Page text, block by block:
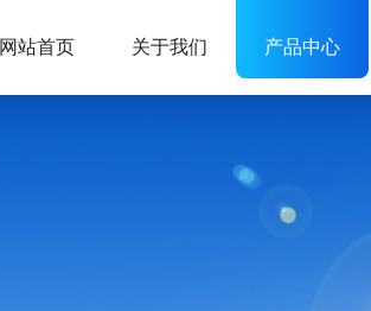
网站首页 关于我们 产品中心